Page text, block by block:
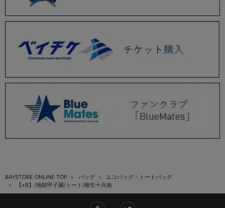
BAYSTORE ONLINE TOP バッグ
エコバッグ・トートバッグ
【+B】/地獄甲子園/トート/柳生十兵衛